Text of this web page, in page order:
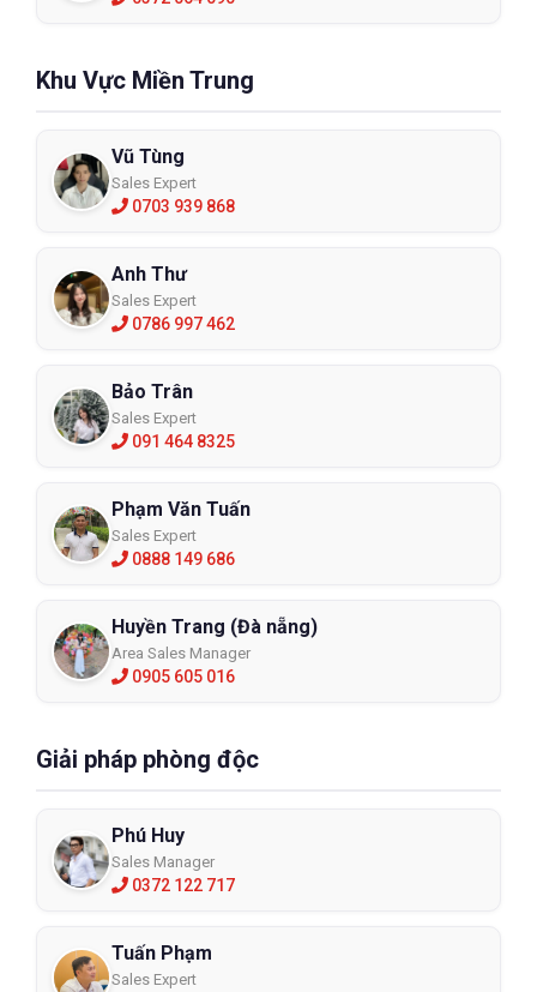
Khu Vực Miền Trung
Vũ Tùng
Sales Expert
0703 939 868
Anh Thư
Sales Expert
0786 997 462
Bảo Trân
Sales Expert
091 464 8325
Phạm Văn Tuấn
Sales Expert
0888 149 686
Huyền Trang (Đà nẵng)
Area Sales Manager
0905 605 016
Giải pháp phòng độc
Phú Huy
Sales Manager
0372 122 717
Tuấn Phạm
Sales Expert